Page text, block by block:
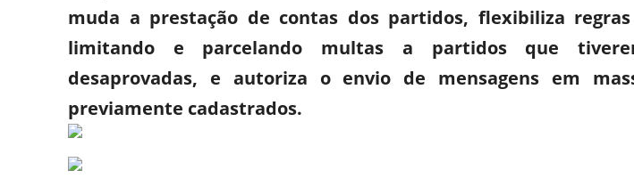
muda a prestação de contas dos partidos, flexibiliza
limitando e parcelando multas a partidos que
desaprovadas, e autoriza o envio de mensagens em
previamente cadastrados.